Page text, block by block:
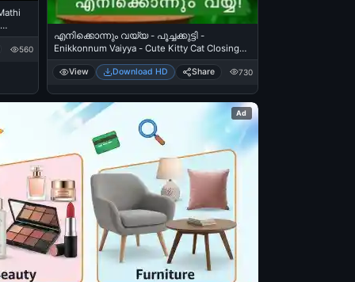
560
എനിക്കൊന്നും വയ്യ - പൂച്ചക്കുട്ടി -
Enikkonnum Vaiyya - Cute Kitty Cat Closing
Eyes
View Download HD Share 730
Ad